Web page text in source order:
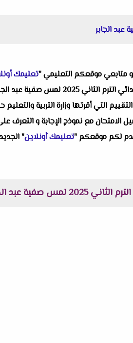
و متابعي موقعكم التعليمي "تعليمك
واحد من انفراداتنا التعليمية ألا وهو امتحان علوم مقرر
التي أقرتها وزارة التربية والتعليم
مع نموذج الإجابة و التعرف
يقدم لكم موقعكم "تعليمك أونلاين"
عبد الجابر